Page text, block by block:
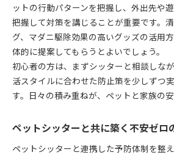
ットの行動パターンを把握し、外出先や
把握して対策を講じることが重要です。
グ、マダニ駆除効果の高いグッズの活用
体的に提案してもらうとよいでしょう。
初心者の方は、まずシッターと相談しな
活スタイルに合わせた防止策を少しずつ
す。日々の積み重ねが、ペットと家族の安
ペットシッターと共に築く不安ゼロ
ペットシッターと連携した予防体制を整